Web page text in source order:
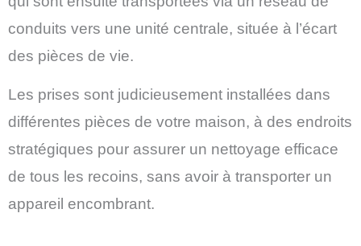
conduits vers une unité centrale, située à l’écart
des pièces de vie.
Les prises sont judicieusement installées dans
différentes pièces de votre maison, à des endroits
stratégiques pour assurer un nettoyage efficace
de tous les recoins, sans avoir à transporter un
appareil encombrant.